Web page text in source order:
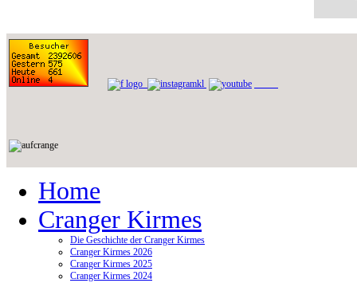
Home
Cranger Kirmes
Die Geschichte der Cranger Kirmes
Cranger Kirmes 2026
Cranger Kirmes 2025
Cranger Kirmes 2024